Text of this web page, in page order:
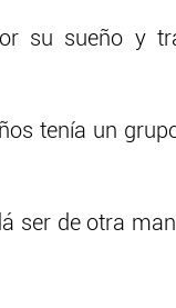
su sueño y
tenía un
ser de otra